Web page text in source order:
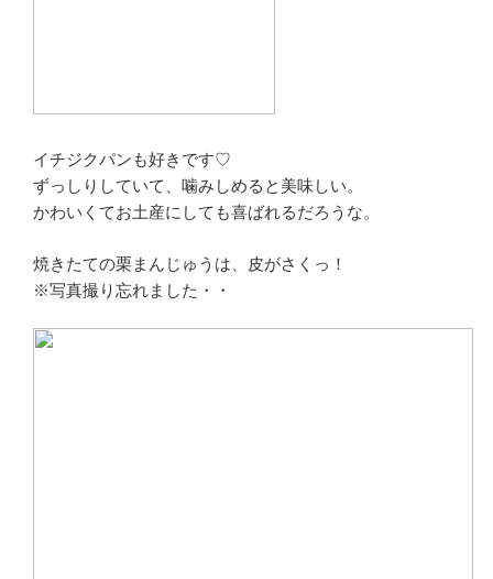
イチジクパンも好きです♡
ずっしりしていて、噛みしめると美味しい。
かわいくてお土産にしても喜ばれるだろうな。
焼きたての栗まんじゅうは、皮がさくっ！
※写真撮り忘れました・・